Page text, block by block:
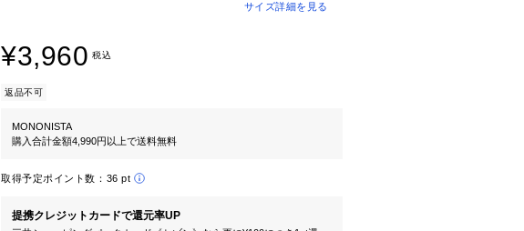
サイズ詳細を見る
¥3,960 税込
返品不可
MONONISTA
購入合計金額4,990円以上で送料無料
取得予定ポイント数： 36 pt
提携クレジットカードで還元率UP